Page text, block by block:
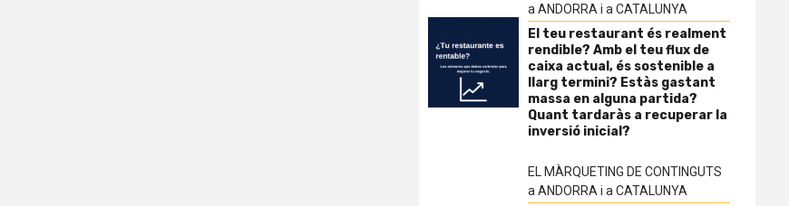
a ANDORRA i a CATALUNYA
El teu restaurant és realment
rendible? Amb el teu flux de
caixa actual, és sostenible a
llarg termini? Estàs gastant
massa en alguna partida?
Quant tardaràs a recuperar la
inversió inicial?
EL MÀRQUETING DE CONTINGUTS
a ANDORRA i a CATALUNYA